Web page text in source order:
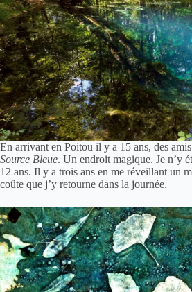
En arrivant en Poitou il y a 15 ans, des
Source Bleue. Un endroit magique. Je n’y
12 ans. Il y a trois ans en me réveillant un
coûte que j’y retourne dans la journée.